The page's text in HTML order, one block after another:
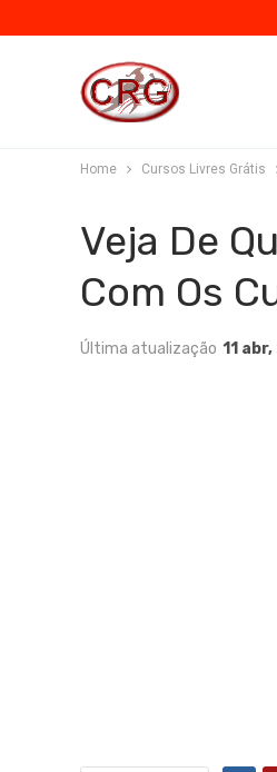
Home Cursos Livres Grátis
Veja De
Com Os
Última atualização 11